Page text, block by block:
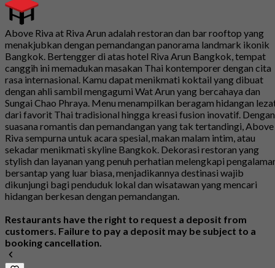
Above Riva at Riva Arun adalah restoran dan bar rooftop yang
menakjubkan dengan pemandangan panorama landmark ikonik
Bangkok. Bertengger di atas hotel Riva Arun Bangkok, tempat
canggih ini memadukan masakan Thai kontemporer dengan cita
rasa internasional. Kamu dapat menikmati koktail yang dibuat
dengan ahli sambil mengagumi Wat Arun yang bercahaya dan
Sungai Chao Phraya. Menu menampilkan beragam hidangan
dari favorit Thai tradisional hingga kreasi fusion inovatif. Dengan
suasana romantis dan pemandangan yang tak tertandingi, Above
Riva sempurna untuk acara spesial, makan malam intim, atau
sekadar menikmati skyline Bangkok. Dekorasi restoran yang
stylish dan layanan yang penuh perhatian melengkapi
bersantap yang luar biasa, menjadikannya destinasi wajib
dikunjungi bagi penduduk lokal dan wisatawan yang mencari
hidangan berkesan dengan pemandangan.
Restaurants have the right to request a deposit from
customers. Failure to pay a deposit may be subject to a
booking cancellation.